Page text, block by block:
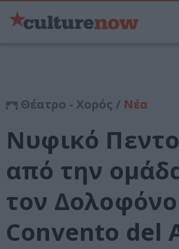
Θέατρο - Χορός / Νέα
Νυφικό
από την
τον
Convento del